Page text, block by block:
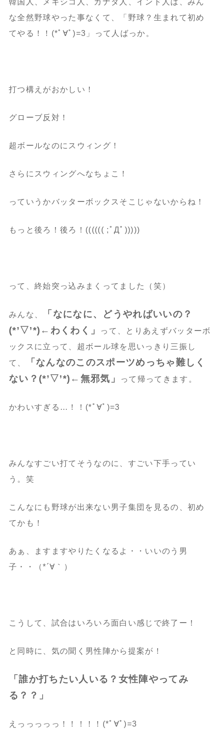
韓国人、メキシコ人、カナダ人、インド人は、みん
な全然野球やった事なくて、「野球？生まれて初め
てやる！！(*ﾟ∀ﾟ)=3」って人ばっか。
打つ構えがおかしい！
グローブ反対！
超ボールなのにスウィング！
さらにスウィングへなちょこ！
っていうかバッターボックスそこじゃないからね！
もっと後ろ！後ろ！(((((( ;ﾟДﾟ)))))
って、終始突っ込みまくってました（笑）
みんな、
「なになに、どうやればいいの？
(*’▽’*)←わくわく」
って、とりあえずバッターボ
ックスに立って、超ボール球を思いっきり三振し
て、
「なんなのこのスポーツめっちゃ難しく
ない？(*’▽’*)←無邪気」
って帰ってきます。
かわいすぎる…！！(*ﾟ∀ﾟ)=3
みんなすごい打てそうなのに、すごい下手ってい
う。笑
こんなにも野球が出来ない男子集団を見るの、初め
てかも！
あぁ、ますますやりたくなるよ・・いいのう男
子・・（*´∀｀）
こうして、試合はいろいろ面白い感じで終了ー！
と同時に、気の聞く男性陣から提案が！
「誰か打ちたい人いる？女性陣やってみ
る？？」
えっっっっっ！！！！！(*ﾟ∀ﾟ)=3